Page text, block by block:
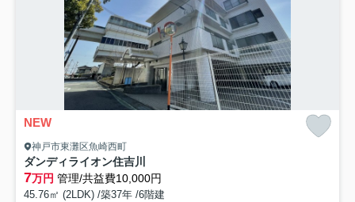
NEW
神戸市東灘区魚崎西町
ダンディライオン住吉川
7万円 管理/共益費10,000円
45.76㎡ (2LDK) /築37年 /6階建